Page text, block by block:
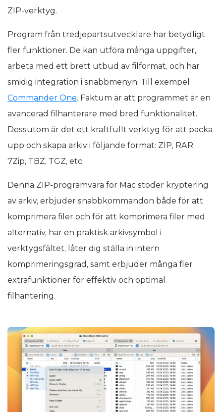
ZIP-verktyg.
Program från tredjepartsutvecklare har betydligt
fler funktioner. De kan utföra många uppgifter,
arbeta med ett brett utbud av filformat, och har
smidig integration i snabbmenyn. Till exempel
Commander One. Faktum är att programmet är en
avancerad filhanterare med bred funktionalitet.
Dessutom är det ett kraftfullt verktyg för att packa
upp och skapa arkiv i följande format: ZIP, RAR,
7Zip, TBZ, TGZ, etc.
Denna ZIP-programvara för Mac stöder kryptering
av arkiv, erbjuder snabbkommandon både för att
komprimera filer och för att komprimera filer med
alternativ, har en praktisk arkivsymbol i
verktygsfältet, låter dig ställa in intern
komprimeringsgrad, samt erbjuder många fler
extrafunktioner för effektiv och optimal
filhantering.